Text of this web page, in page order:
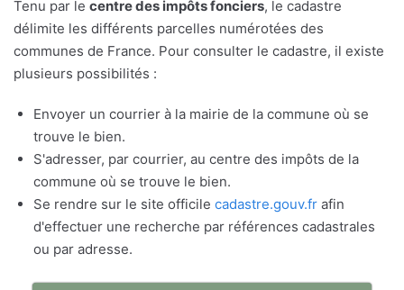
Tenu par le centre des impôts fonciers, le cadastre
délimite les différents parcelles numérotées des
communes de France. Pour consulter le cadastre, il existe
plusieurs possibilités :
Envoyer un courrier à la mairie de la commune où se
trouve le bien.
S'adresser, par courrier, au centre des impôts de la
commune où se trouve le bien.
Se rendre sur le site officile cadastre.gouv.fr afin
d'effectuer une recherche par références cadastrales
ou par adresse.